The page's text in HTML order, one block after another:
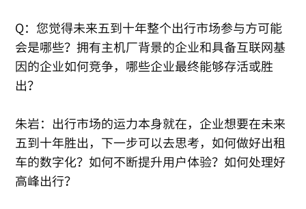
Q：您觉得未来五到十年整个出行市场参与方可能
会是哪些？拥有主机厂背景的企业和具备互联网基
因的企业如何竞争，哪些企业最终能够存活或胜
出？
朱岩：出行市场的运力本身就在，企业想要在未来
五到十年胜出，下一步可以去思考，如何做好出租
车的数字化？如何不断提升用户体验？如何处理好
高峰出行？